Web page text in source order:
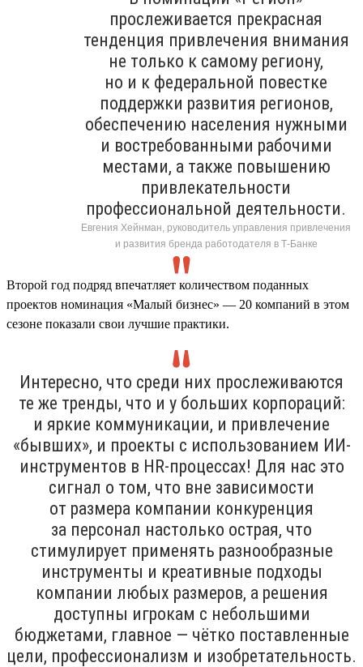
прослеживается прекрасная
тенденция привлечения внимания
не только к самому региону,
но и к федеральной повестке
поддержки развития регионов,
обеспечению населения нужными
и востребованными рабочими
местами, а также повышению
привлекательности
профессиональной деятельности.
Евгения Хейнман, руководитель управления привлечения
и развития бренда работодателя в Т-Банке
Второй год подряд впечатляет количеством поданных
проектов номинация «Малый бизнес» — 20 компаний в этом
сезоне показали свои лучшие практики.
Интересно, что среди них прослеживаются
те же тренды, что и у больших корпораций:
и яркие коммуникации, и привлечение
«бывших», и проекты с использованием ИИ-
инструментов в HR-процессах! Для нас это
сигнал о том, что вне зависимости
от размера компании конкуренция
за персонал настолько острая, что
стимулирует применять разнообразные
инструменты и креативные подходы
компании любых размеров, а решения
доступны игрокам с небольшими
бюджетами, главное — чётко поставленные
цели, профессионализм и изобретательность.